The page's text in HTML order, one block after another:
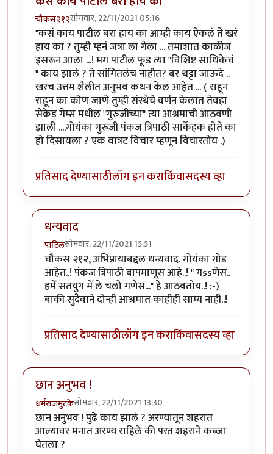
चौकस२१२सोमवार, 22/11/2021 05:16
"कसं काय पाटील बरा हाय का आम्ही काय ऐकलं ते खरं
हाय का ? तुम्ही म्हनं जत्रा ला गेला ... तमाशात काळीज
इसरून आला ...! मग पाटील फूड त्या "विशिष्ट साधिकेचं
" काय झालं ? ते सांगितलंच नाहीत? बर थट्टा जाऊदे ..
खरंच उत्तम शैलीत अनुभव कथन केल आहेत ... ( राहून
राहून का कोण जाणे तुम्ही संस्थेचे वर्णन केलात तेवहा
सेक्रेड गेम्स मधील "गुरुजींच्या" त्या आश्रमाची आठवणी
झाली ....गोयंका गुरुजी पंकज त्रिपाठी सार्केहक होते का
हो दिसायला ? एक वात्रट विचार म्हणून विचारतोय .)
प्रतिसाद देण्यासाठीलॉग इन कराकिंवासदस्य व्हा
धन्यवाद
पाटिलसोमवार, 22/11/2021 15:51
In reply toकसं काय पाटील बरा हाय काbyचौकस२१२
चौकस २१२, अभिप्रायाबद्दल धन्यवाद. गोयंका गोड
आहेत..! पंकज त्रिपाठी बापमाणूस आहे..! " गssणेस..
हमें सतयुग में ले चलो गणेस..." हे आठवतोय..! :-)
बाकी सुदैवाने दोन्ही आश्रमात काहीही साम्य नाही..!
प्रतिसाद देण्यासाठीलॉग इन कराकिंवासदस्य व्हा
छान अनुभव !
धर्मराजमुटकेसोमवार, 22/11/2021 13:30
छान अनुभव ! पुढे काय झालं ? अरण्यातून शहरात
आल्यावर मनात अरण्य राहिले की परत शहराने कब्जा
घेतला ?